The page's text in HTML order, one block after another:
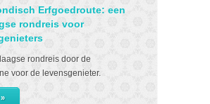
Erfgoedroute: een
rondreis voor
rondreis door de
voor de levensgenieter.